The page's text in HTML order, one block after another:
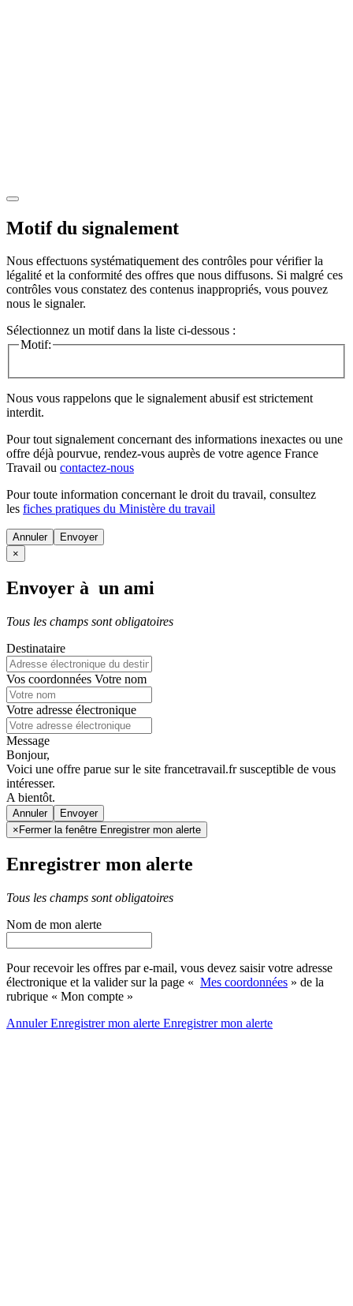
Motif du signalement
Nous effectuons systématiquement des contrôles pour vérifier la
légalité et la conformité des offres que nous diffusons. Si malgré ces
contrôles vous constatez des contenus inappropriés, vous pouvez
nous le signaler.
Sélectionnez un motif dans la liste ci-dessous :
Motif:
Nous vous rappelons que le signalement abusif est strictement
interdit.
Pour tout signalement concernant des informations inexactes ou une
offre déjà pourvue, rendez-vous auprès de votre agence France
Travail ou contactez-nous
Pour toute information concernant le droit du travail, consultez
les fiches pratiques du Ministère du travail
Annuler
×
Envoyer à un ami
Tous les champs sont obligatoires
Destinataire
Vos coordonnées Votre nom
Votre adresse électronique
Message
Bonjour,
Voici une offre parue sur le site francetravail.fr susceptible de vous
intéresser.
A bientôt.
Annuler
× Fermer la fenêtre Enregistrer mon alerte
Enregistrer mon alerte
Tous les champs sont obligatoires
Nom de mon alerte
Pour recevoir les offres par e-mail, vous devez saisir votre adresse
électronique et la valider sur la page « Mes coordonnées » de la
rubrique « Mon compte »
AnnulerEnregistrer mon alerte Enregistrermon alerte